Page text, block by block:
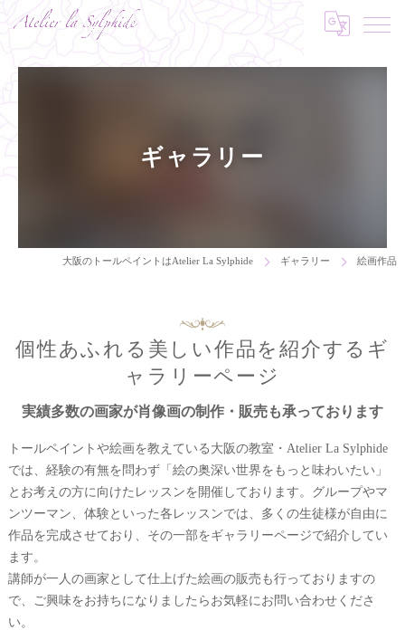
ギャラリー
大阪のトールペイントはAtelier La Sylphide ギャラリー 絵画作品
個性あふれる美しい作品を紹介するギ
ャラリーページ
実績多数の画家が肖像画の制作・販売も承っております
トールペイントや絵画を教えている大阪の教室・Atelier La Sylphide
では、経験の有無を問わず「絵の奥深い世界をもっと味わいたい」
とお考えの方に向けたレッスンを開催しております。グループやマ
ンツーマン、体験といった各レッスンでは、多くの生徒様が自由に
作品を完成させており、その一部をギャラリーページで紹介してい
ます。
講師が一人の画家として仕上げた絵画の販売も行っておりますの
で、ご興味をお持ちになりましたらお気軽にお問い合わせくださ
い。